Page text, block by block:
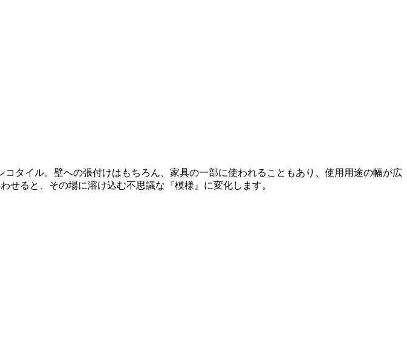
タイル。壁への張付けはもちろん、家具の一部に使われることもあり、使用用途の幅が広
ると、その場に溶け込む不思議な『模様』に変化します。